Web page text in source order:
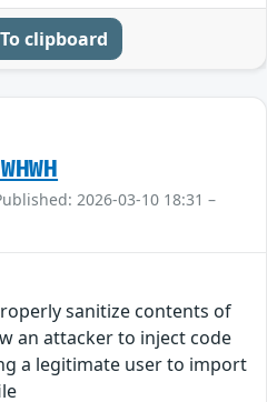
To clipboard
2026-03-10 18:31 –
sanitize contents of
an attacker to inject code
a legitimate user to import